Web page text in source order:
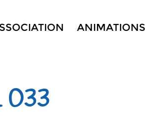
ANIMATIONS
033